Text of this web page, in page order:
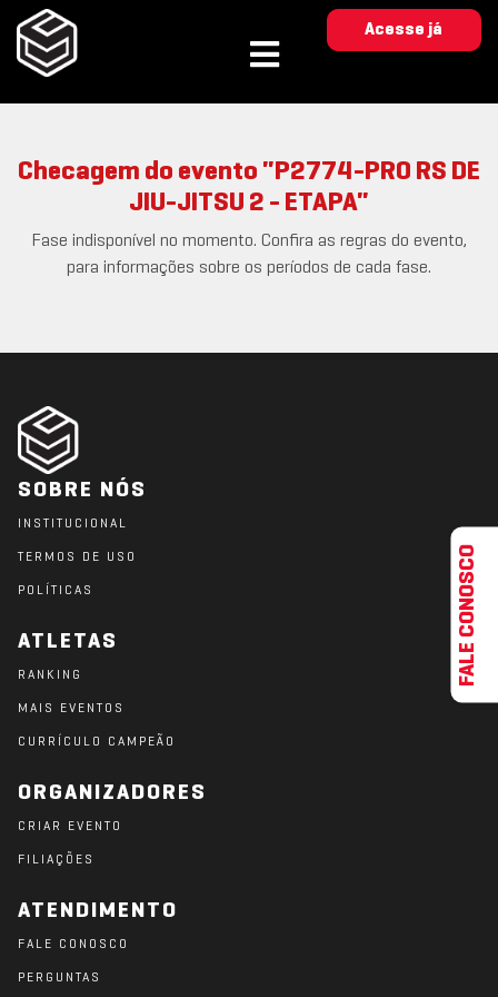
Acesse já
Checagem do evento "P2774-PRO RS DE
JIU-JITSU 2 - ETAPA"
Fase indisponível no momento. Confira as regras do evento,
para informações sobre os períodos de cada fase.
SOBRE NÓS
INSTITUCIONAL
TERMOS DE USO
POLÍTICAS
ATLETAS
RANKING
MAIS EVENTOS
CURRÍCULO CAMPEÃO
ORGANIZADORES
CRIAR EVENTO
FILIAÇÕES
ATENDIMENTO
FALE CONOSCO
PERGUNTAS
FALE CONOSCO